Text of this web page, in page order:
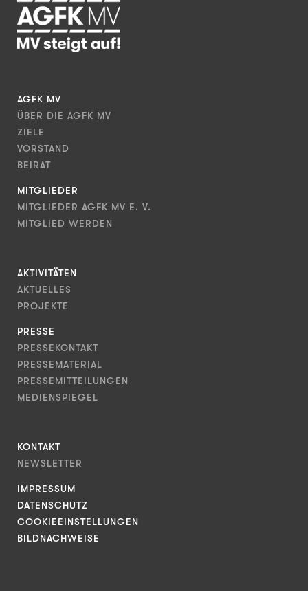
AGFK MV
ÜBER DIE AGFK MV
ZIELE
VORSTAND
BEIRAT
MITGLIEDER
MITGLIEDER AGFK MV E. V.
MITGLIED WERDEN
AKTIVITÄTEN
AKTUELLES
PROJEKTE
PRESSE
PRESSEKONTAKT
PRESSEMATERIAL
PRESSEMITTEILUNGEN
MEDIENSPIEGEL
KONTAKT
NEWSLETTER
IMPRESSUM
DATENSCHUTZ
COOKIEEINSTELLUNGEN
BILDNACHWEISE